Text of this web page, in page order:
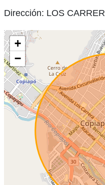
Dirección: LOS
+
−